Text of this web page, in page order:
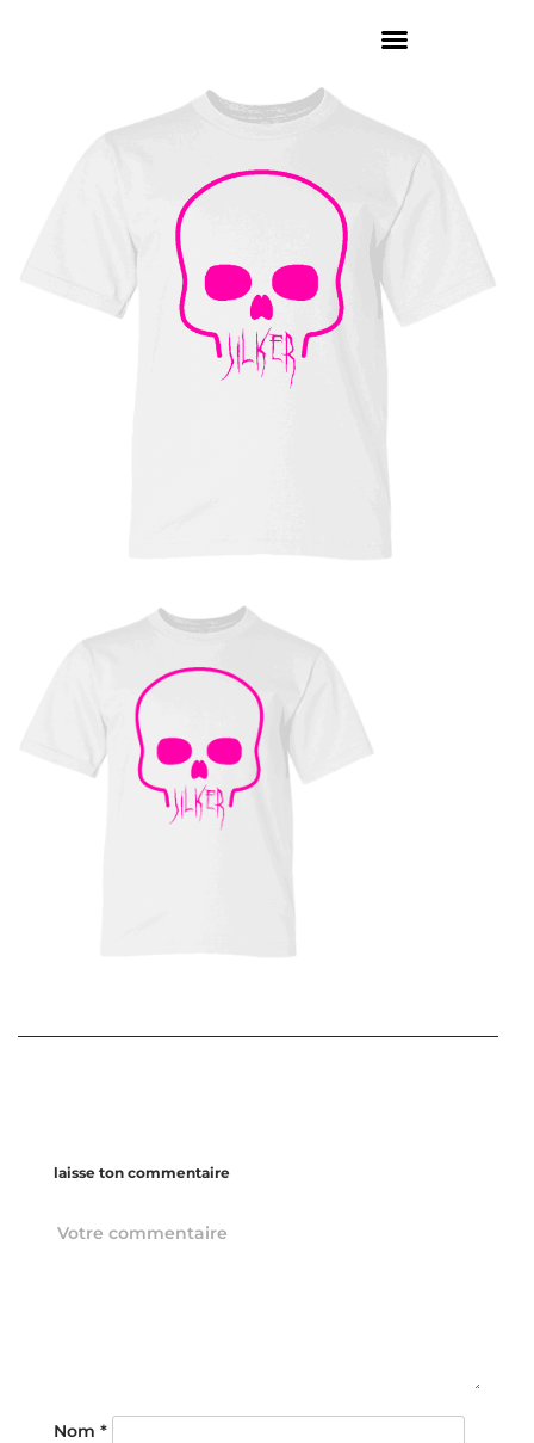
laisse ton commentaire
Nom *